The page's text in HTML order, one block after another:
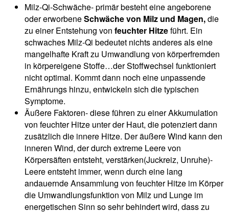
Milz-Qi-Schwäche- primär besteht eine angeborene
oder erworbeneSchwäche von Milz und Magen,die
zu einer Entstehung von feuchter Hitzeführt. Ein
schwaches Milz-Qi bedeutet nichts anderes als eine
mangelhafte Kraft zu Umwandlung von körperfremden
in körpereigene Stoffe…der Stoffwechsel funktioniert
nicht optimal. Kommt dann noch eine unpassende
Ernährungs hinzu, entwickeln sich die typischen
Symptome.
Äußere Faktoren- diese führen zu einer Akkumulation
von feuchter Hitze unter der Haut, die potenziert dann
zusätzlich die innere Hitze. Der äußere Wind kann den
inneren Wind, der durch extreme Leere von
Körpersäften entsteht, verstärken(Juckreiz, Unruhe)-
Leere entsteht immer, wenn durch eine lang
andauernde Ansammlung von feuchter Hitze im Körper
die Umwandlungsfunktion von Milz und Lunge im
energetischen Sinn so sehr behindert wird, dass zu